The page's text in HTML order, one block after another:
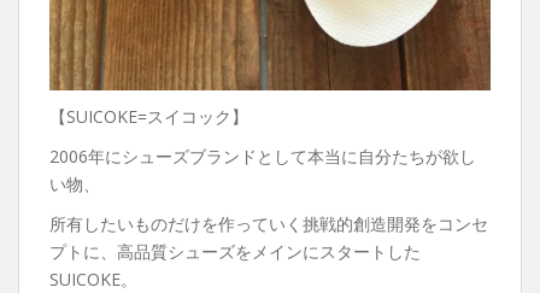
【SUICOKE=スイコック】
2006年にシューズブランドとして本当に自分たちが欲し
い物、
所有したいものだけを作っていく挑戦的創造開発をコンセ
プトに、高品質シューズをメインにスタートした
SUICOKE。